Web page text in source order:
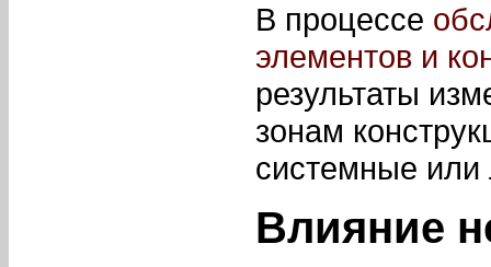
В процессе
элементов и
результаты
зонам
системные или
Влияние